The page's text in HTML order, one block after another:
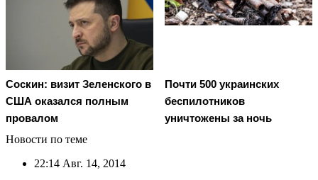
Соскин: визит Зеленского в
США оказался полным
провалом
Почти 500 украинских
беспилотников
уничтожены за ночь
Новости по теме
22:14 Авг. 14, 2014